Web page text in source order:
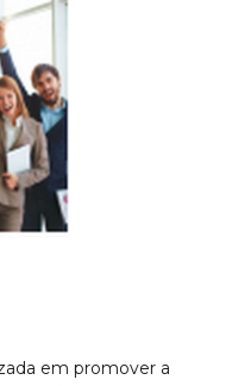
em promover a